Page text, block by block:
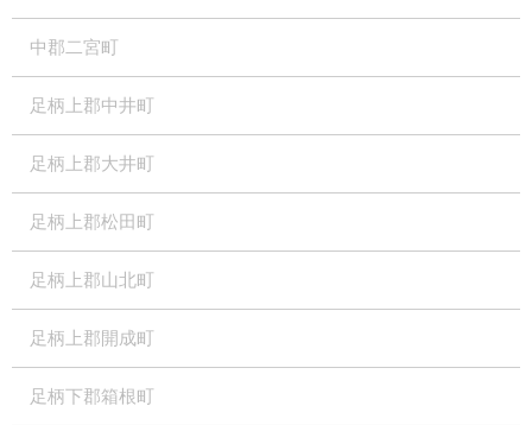
中郡二宮町
足柄上郡中井町
足柄上郡大井町
足柄上郡松田町
足柄上郡山北町
足柄上郡開成町
足柄下郡箱根町